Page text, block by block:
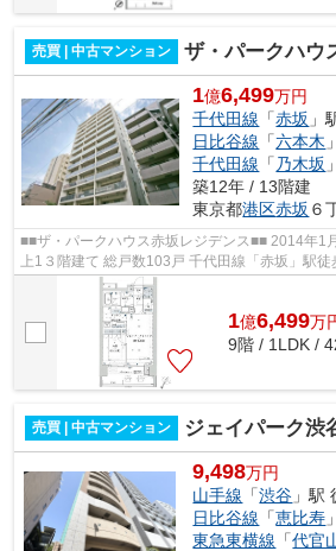
売買 | 中古マンション ザ・パークハウス
1億6,499万円
千代田線 「赤坂 」
日比谷線 「六本木
千代田線 「 乃木坂
築12年 / 13階建
東京都港区赤坂 ６
■■ザ・パークハウス赤坂レジデンス■■ 2014年1月築 鉄筋コンクリート造地
上1３階建て 総戸数103戸 千代田線「赤坂」駅徒歩４分 日比谷線「六本木」
駅徒歩9分 千代田線「乃木坂」駅徒...
1億6,499万
9階 / 1LDK /
売買 | 中古マンション ジェイパーク渋谷
9,498万円
山手線 「渋谷 」駅
日比谷線 「恵比寿
東急東横線 「代官